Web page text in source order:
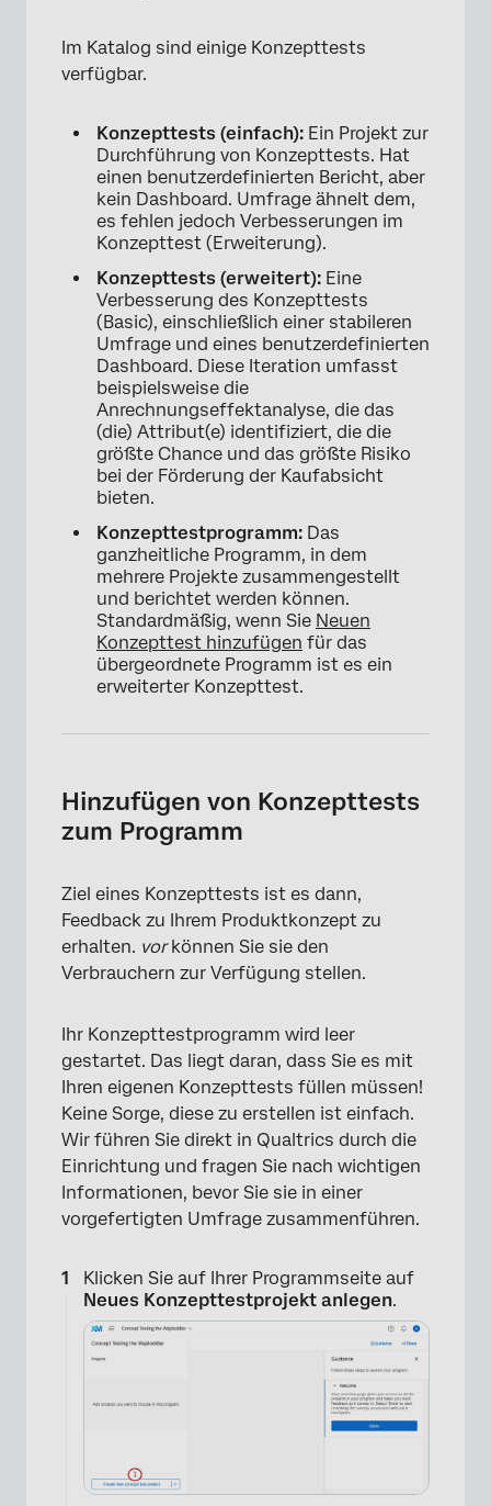
Im Katalog sind einige Konzepttests
verfügbar.
Konzepttests (einfach): Ein Projekt zur
Durchführung von Konzepttests. Hat
einen benutzerdefinierten Bericht, aber
kein Dashboard. Umfrage ähnelt dem,
es fehlen jedoch Verbesserungen im
Konzepttest (Erweiterung).
Konzepttests (erweitert): Eine
Verbesserung des Konzepttests
(Basic), einschließlich einer stabileren
Umfrage und eines benutzerdefinierten
Dashboard. Diese Iteration umfasst
beispielsweise die
Anrechnungseffektanalyse, die das
(die) Attribut(e) identifiziert, die die
größte Chance und das größte Risiko
bei der Förderung der Kaufabsicht
bieten.
Konzepttestprogramm: Das
ganzheitliche Programm, in dem
mehrere Projekte zusammengestellt
und berichtet werden können.
Standardmäßig, wenn Sie Neuen
Konzepttest hinzufügen für das
übergeordnete Programm ist es ein
erweiterter Konzepttest.
Hinzufügen von Konzepttests
zum Programm
Ziel eines Konzepttests ist es dann,
Feedback zu Ihrem Produktkonzept zu
erhalten. vorkönnen Sie sie den
Verbrauchern zur Verfügung stellen.
Ihr Konzepttestprogramm wird leer
gestartet. Das liegt daran, dass Sie es mit
Ihren eigenen Konzepttests füllen müssen!
Keine Sorge, diese zu erstellen ist einfach.
Wir führen Sie direkt in Qualtrics durch die
Einrichtung und fragen Sie nach wichtigen
Informationen, bevor Sie sie in einer
vorgefertigten Umfrage zusammenführen.
Klicken Sie auf Ihrer Programmseite auf
Neues Konzepttestprojekt anlegen.